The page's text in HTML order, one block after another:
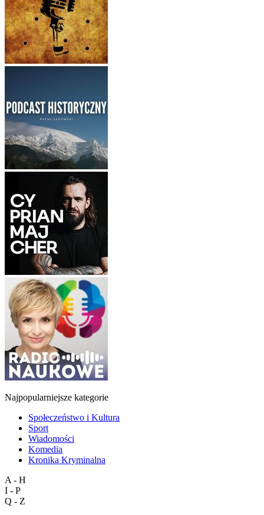
Najpopularniejsze kategorie
Społeczeństwo i Kultura
Sport
Wiadomości
Komedia
Kronika Kryminalna
A - H
I - P
Q - Z